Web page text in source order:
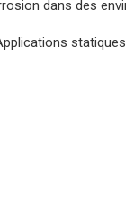
dans des